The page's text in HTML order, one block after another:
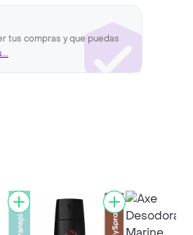
tus compras y que puedas